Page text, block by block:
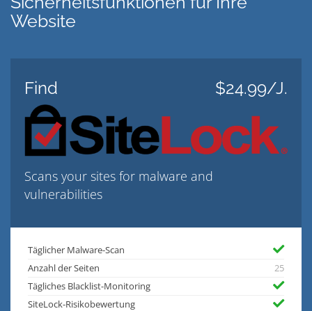
Website
Find $24.99/J.
Scans your sites for malware and
vulnerabilities
Täglicher Malware-Scan
Anzahl der Seiten
25
Tägliches Blacklist-Monitoring
SiteLock-Risikobewertung